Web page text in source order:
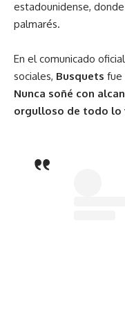
estadounidense,
palmarés.
En el comunicado
sociales, Busquets fue
Nunca soñé con
orgulloso de todo lo